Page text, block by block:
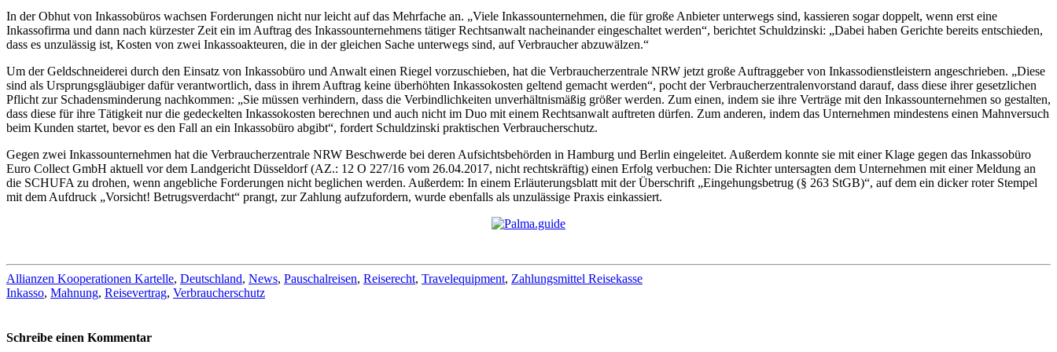
In der Obhut von Inkassobüros wachsen Forderungen nicht nur leicht auf das Mehrfache an. „Viele Inkassounternehmen, die für große Anbieter unterwegs sind, kassieren sogar doppelt, wenn erst eine
Inkassofirma und dann nach kürzester Zeit ein im Auftrag des Inkassounternehmens tätiger Rechtsanwalt nacheinander eingeschaltet werden“, berichtet Schuldzinski: „Dabei haben Gerichte bereits entschieden,
dass es unzulässig ist, Kosten von zwei Inkassoakteuren, die in der gleichen Sache unterwegs sind, auf Verbraucher abzuwälzen.“
Um der Geldschneiderei durch den Einsatz von Inkassobüro und Anwalt einen Riegel vorzuschieben, hat die Verbraucherzentrale NRW jetzt große Auftraggeber von Inkassodienstleistern angeschrieben. „Diese
sind als Ursprungsgläubiger dafür verantwortlich, dass in ihrem Auftrag keine überhöhten Inkassokosten geltend gemacht werden“, pocht der Verbraucherzentralenvorstand darauf, dass diese ihrer gesetzlichen
Pflicht zur Schadensminderung nachkommen: „Sie müssen verhindern, dass die Verbindlichkeiten unverhältnismäßig größer werden. Zum einen, indem sie ihre Verträge mit den Inkassounternehmen so gestalten,
dass diese für ihre Tätigkeit nur die gedeckelten Inkassokosten berechnen und auch nicht im Duo mit einem Rechtsanwalt auftreten dürfen. Zum anderen, indem das Unternehmen mindestens einen Mahnversuch
beim Kunden startet, bevor es den Fall an ein Inkassobüro abgibt“, fordert Schuldzinski praktischen Verbraucherschutz.
Gegen zwei Inkassounternehmen hat die Verbraucherzentrale NRW Beschwerde bei deren Aufsichtsbehörden in Hamburg und Berlin eingeleitet. Außerdem konnte sie mit einer Klage gegen das Inkassobüro
Euro Collect GmbH aktuell vor dem Landgericht Düsseldorf (AZ.: 12 O 227/16 vom 26.04.2017, nicht rechtskräftig) einen Erfolg verbuchen: Die Richter untersagten dem Unternehmen mit einer Meldung an
die SCHUFA zu drohen, wenn angebliche Forderungen nicht beglichen werden. Außerdem: In einem Erläuterungsblatt mit der Überschrift „Eingehungsbetrug (§ 263 StGB)“, auf dem ein dicker roter Stempel
mit dem Aufdruck „Vorsicht! Betrugsverdacht“ prangt, zur Zahlung aufzufordern, wurde ebenfalls als unzulässige Praxis einkassiert.
Allianzen Kooperationen Kartelle, Deutschland, News, Pauschalreisen, Reiserecht, Travelequipment, Zahlungsmittel Reisekasse
Inkasso, Mahnung, Reisevertrag, Verbraucherschutz
Schreibe einen Kommentar